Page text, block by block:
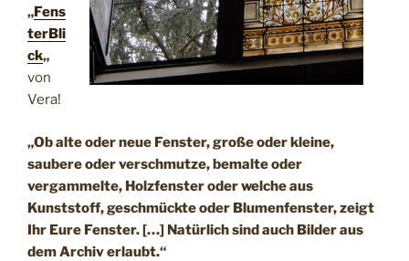
„Fens
terBli
ck„
von
Vera!
„Ob alte oder neue Fenster, große oder kleine,
saubere oder verschmutze, bemalte oder
vergammelte, Holzfenster oder welche aus
Kunststoff, geschmückte oder Blumenfenster, zeigt
Ihr Eure Fenster. […] Natürlich sind auch Bilder aus
dem Archiv erlaubt.“